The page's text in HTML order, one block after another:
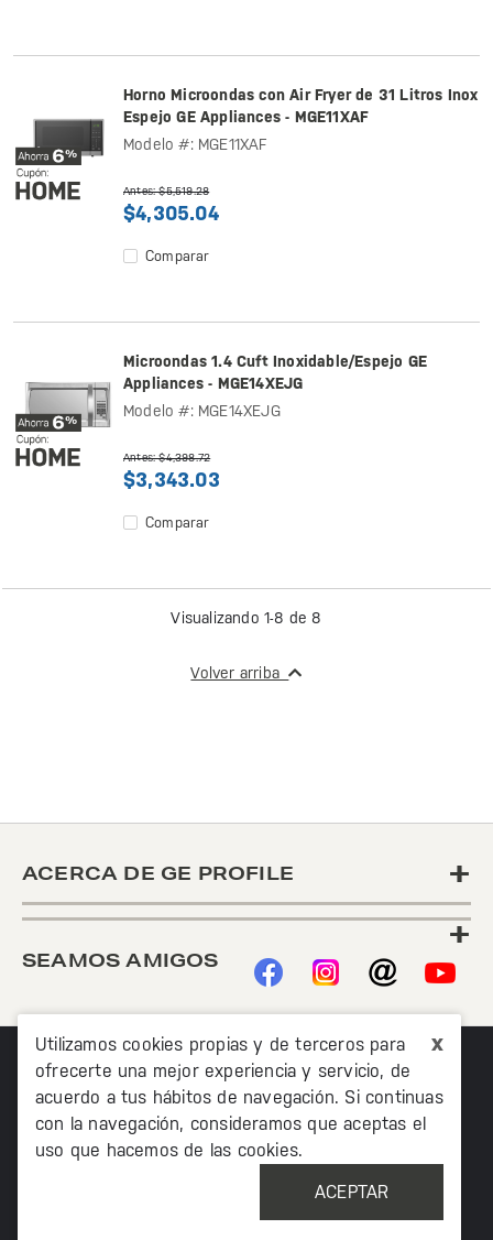
x
Utilizamos cookies propias y de terceros para
ofrecerte una mejor experiencia y servicio, de
acuerdo a tus hábitos de navegación. Si continuas
con la navegación, consideramos que aceptas el
uso que hacemos de las cookies.
ACEPTAR
Horno Microondas con Air Fryer de 31 Litros Inox
Espejo GE Appliances - MGE11XAF
Modelo #: MGE11XAF
Antes: $5,519.28
$4,305.04
Comparar
Microondas 1.4 Cuft Inoxidable/Espejo GE
Appliances - MGE14XEJG
Modelo #: MGE14XEJG
Antes: $4,398.72
$3,343.03
Comparar
Visualizando 1-8 de 8
Volver arriba
ACERCA DE GE PROFILE
+
+
SEAMOS AMIGOS
©2020 TODOS LOS DERECHOS RESERVADOS MABE
DE CHAPULTEPEC, MIGUEL HIDALCO, CIUDAD DE MÉXICO, CP